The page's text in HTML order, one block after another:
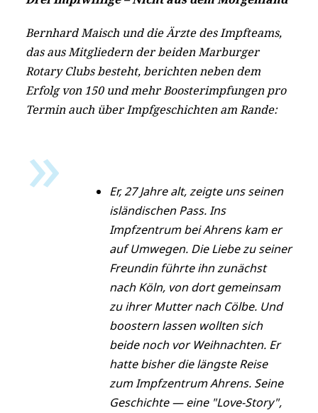
Bernhard Maisch und die Ärzte des Impfteams,
das aus Mitgliedern der beiden Marburger
Rotary Clubs besteht, berichten neben dem
Erfolg von 150 und mehr Boosterimpfungen pro
Termin auch über Impfgeschichten am Rande:
Er, 27 Jahre alt, zeigte uns seinen
isländischen Pass. Ins
Impfzentrum bei Ahrens kam er
auf Umwegen. Die Liebe zu seiner
Freundin führte ihn zunächst
nach Köln, von dort gemeinsam
zu ihrer Mutter nach Cölbe. Und
boostern lassen wollten sich
beide noch vor Weihnachten. Er
hatte bisher die längste Reise
zum Impfzentrum Ahrens. Seine
Geschichte — eine "Love-Story",